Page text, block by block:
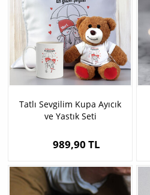
Tatlı Sevgilim Kupa Ayıcık
ve Yastık Seti
989,90 TL